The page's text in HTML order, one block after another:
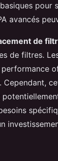
pour
avancés
de
de filtres.
Cependant,